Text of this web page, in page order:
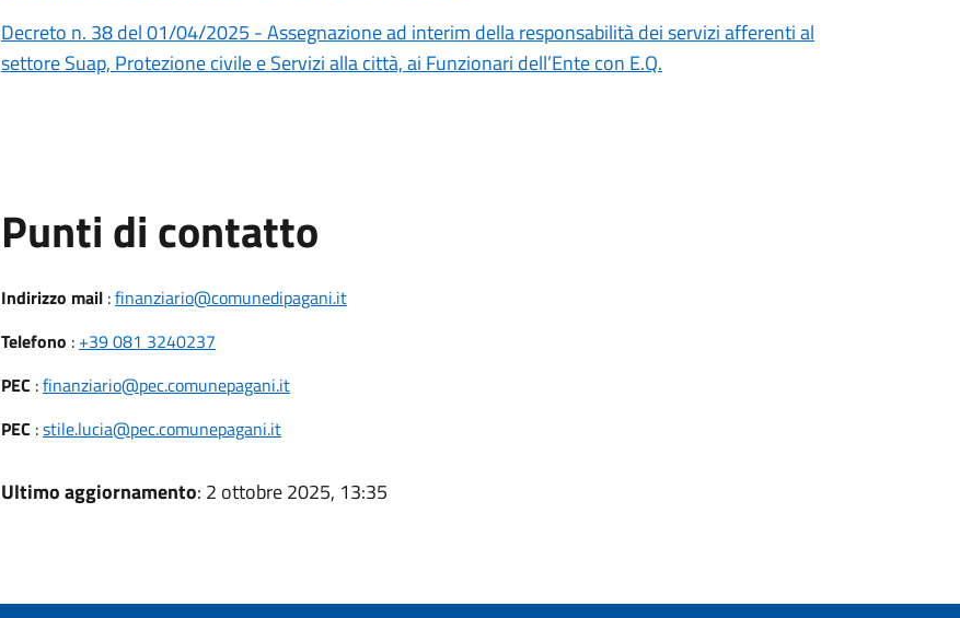
Decreto n. 38 del 01/04/2025 - Assegnazione ad interim della responsabilità dei servizi afferenti al
settore Suap, Protezione civile e Servizi alla città, ai Funzionari dell’Ente con E.Q.
Punti di contatto
Indirizzo mail:finanziario@comunedipagani.it
Telefono : +39 081 3240237
PEC :finanziario@pec.comunepagani.it
PEC :stile.lucia@pec.comunepagani.it
Ultimo aggiornamento: 2 ottobre 2025, 13:35